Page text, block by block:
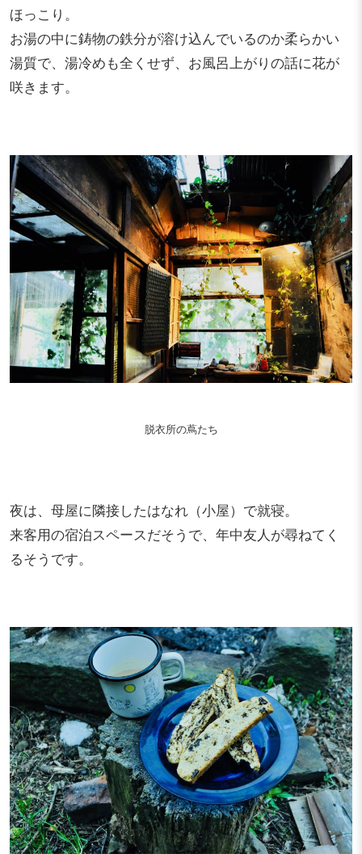
ほっこり。
お湯の中に鋳物の鉄分が溶け込んでいるのか柔らかい
湯質で、湯冷めも全くせず、お風呂上がりの話に花が
咲きます。
脱衣所の蔦たち
夜は、母屋に隣接したはなれ（小屋）で就寝。
来客用の宿泊スペースだそうで、年中友人が尋ねてく
るそうです。